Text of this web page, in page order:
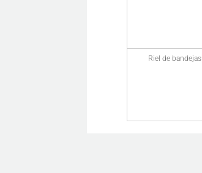
Riel de bandejas